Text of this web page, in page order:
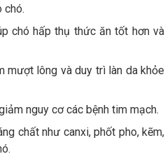
chó.
chó hấp thụ thức ăn tốt hơn và
mượt lông và duy trì làn da khỏe
nguy cơ các bệnh tim mạch.
chất như canxi, phốt pho, kẽm,